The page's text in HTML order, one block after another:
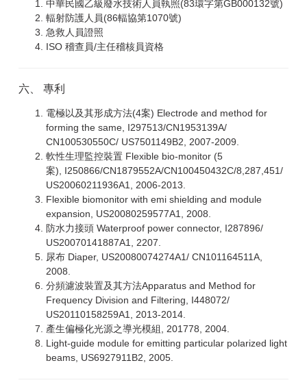
中華民國乙級廢水技術人員執照(83環字第GB000132號)
輻射防護人員(86輻協第1070號)
急救人員證照
ISO 稽查員/主任稽核員資格
六、 專利
電極以及其形成方法(4案) Electrode and method for
forming the same, I297513/CN1953139A/
CN100530550C/ US7501149B2, 2007-2009.
軟性生理監控裝置 Flexible bio-monitor (5
案), I250866/CN1879552A/CN100450432C/8,287,451/
US20060211936A1, 2006-2013.
Flexible biomonitor with emi shielding and module
expansion, US20080259577A1, 2008.
防水力接頭 Waterproof power connector, I287896/
US20070141887A1, 2207.
尿布 Diaper, US20080074274A1/ CN101164511A,
2008.
分頻濾波裝置及其方法Apparatus and Method for
Frequency Division and Filtering, I448072/
US20110158259A1, 2013-2014.
產生偏極化光源之導光模組, 201778, 2004.
Light-guide module for emitting particular polarized light
beams, US6927911B2, 2005.